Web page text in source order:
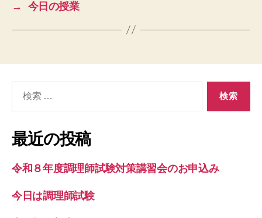
→ 今日の授業
象:
最近の投稿
令和８年度調理師試験対策講習会のお申込み
今日は調理師試験